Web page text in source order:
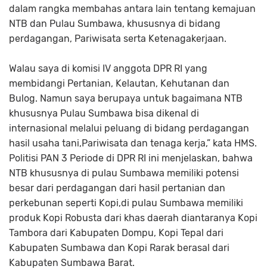
dalam rangka membahas antara lain tentang kemajuan
NTB dan Pulau Sumbawa, khususnya di bidang
perdagangan, Pariwisata serta Ketenagakerjaan.
Walau saya di komisi IV anggota DPR RI yang
membidangi Pertanian, Kelautan, Kehutanan dan
Bulog. Namun saya berupaya untuk bagaimana NTB
khususnya Pulau Sumbawa bisa dikenal di
internasional melalui peluang di bidang perdagangan
hasil usaha tani,Pariwisata dan tenaga kerja,” kata HMS.
Politisi PAN 3 Periode di DPR RI ini menjelaskan, bahwa
NTB khususnya di pulau Sumbawa memiliki potensi
besar dari perdagangan dari hasil pertanian dan
perkebunan seperti Kopi,di pulau Sumbawa memiliki
produk Kopi Robusta dari khas daerah diantaranya Kopi
Tambora dari Kabupaten Dompu, Kopi Tepal dari
Kabupaten Sumbawa dan Kopi Rarak berasal dari
Kabupaten Sumbawa Barat.